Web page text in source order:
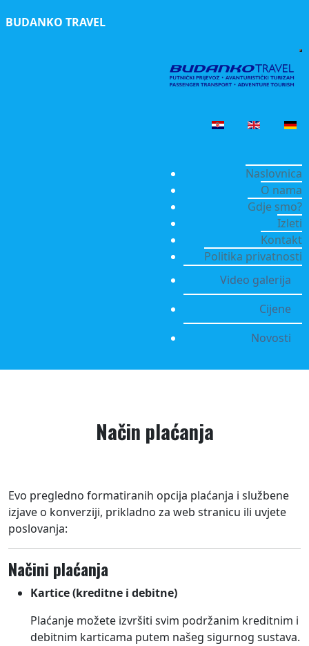
BUDANKO TRAVEL
Naslovnica
O nama
Gdje smo?
Izleti
Kontakt
Politika privatnosti
Video galerija
Cijene
Novosti
Način plaćanja
Evo pregledno formatiranih opcija plaćanja i službene
izjave o konverziji, prikladno za web stranicu ili uvjete
poslovanja:
Načini plaćanja
Kartice (kreditne i debitne)
Plaćanje možete izvršiti svim podržanim kreditnim i
debitnim karticama putem našeg sigurnog sustava.